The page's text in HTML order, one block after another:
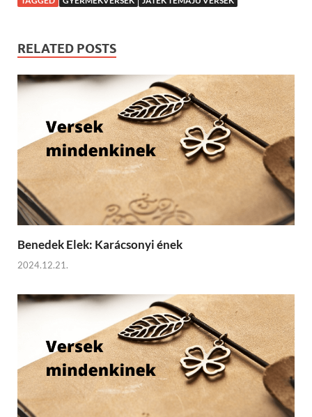
RELATED POSTS
Benedek Elek: Karácsonyi ének
2024.12.21.